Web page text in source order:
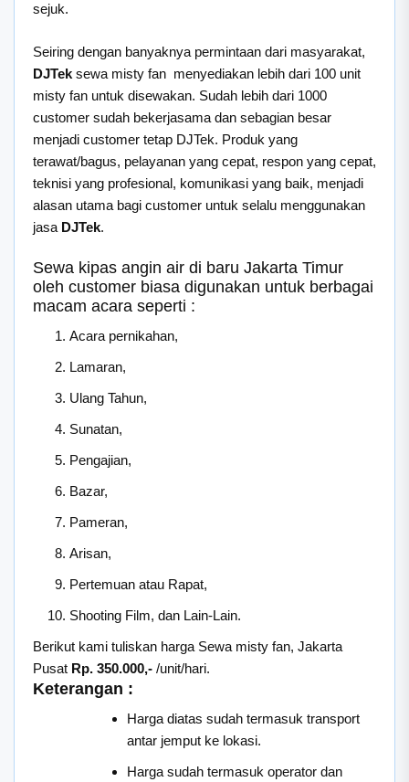
sejuk.
Seiring dengan banyaknya permintaan dari masyarakat,
DJTek sewa misty fan menyediakan lebih dari 100 unit
misty fan untuk disewakan. Sudah lebih dari 1000
customer sudah bekerjasama dan sebagian besar
menjadi customer tetap DJTek. Produk yang
terawat/bagus, pelayanan yang cepat, respon yang cepat,
teknisi yang profesional, komunikasi yang baik, menjadi
alasan utama bagi customer untuk selalu menggunakan
jasa DJTek.
Sewa kipas angin air di baru Jakarta Timur
oleh customer biasa digunakan untuk berbagai
macam acara seperti :
Acara pernikahan,
Lamaran,
Ulang Tahun,
Sunatan,
Pengajian,
Bazar,
Pameran,
Arisan,
Pertemuan atau Rapat,
Shooting Film, dan Lain-Lain.
Berikut kami tuliskan harga Sewa misty fan, Jakarta
Pusat Rp. 350.000,- /unit/hari.
Keterangan :
Harga diatas sudah termasuk transport
antar jemput ke lokasi.
Harga sudah termasuk operator dan